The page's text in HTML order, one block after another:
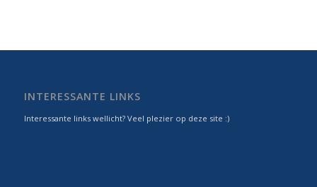
INTERESSANTE LINKS
Interessante links wellicht? Veel plezier op deze site :)